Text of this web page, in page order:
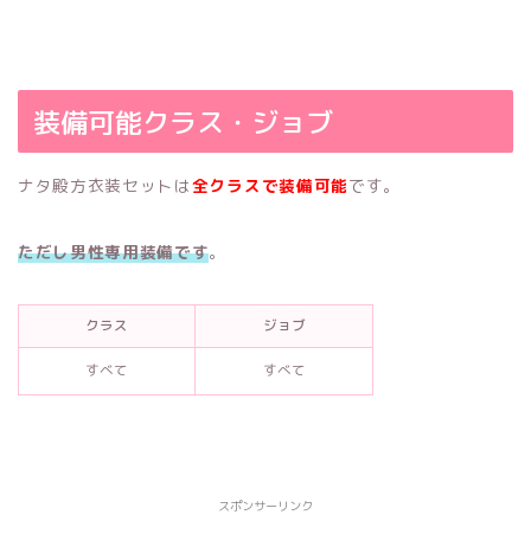
装備可能クラス・ジョブ
ナタ殿方衣装セットは全クラスで装備可能です。
ただし男性専用装備です。
クラス ジョブ
すべて すべて
スポンサーリンク